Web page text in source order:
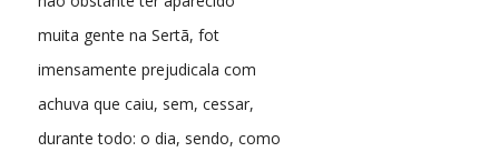
muita gente na Sertã, fot
imensamente prejudicala com
achuva que caiu, sem, cessar,
durante todo: o dia, sendo, como